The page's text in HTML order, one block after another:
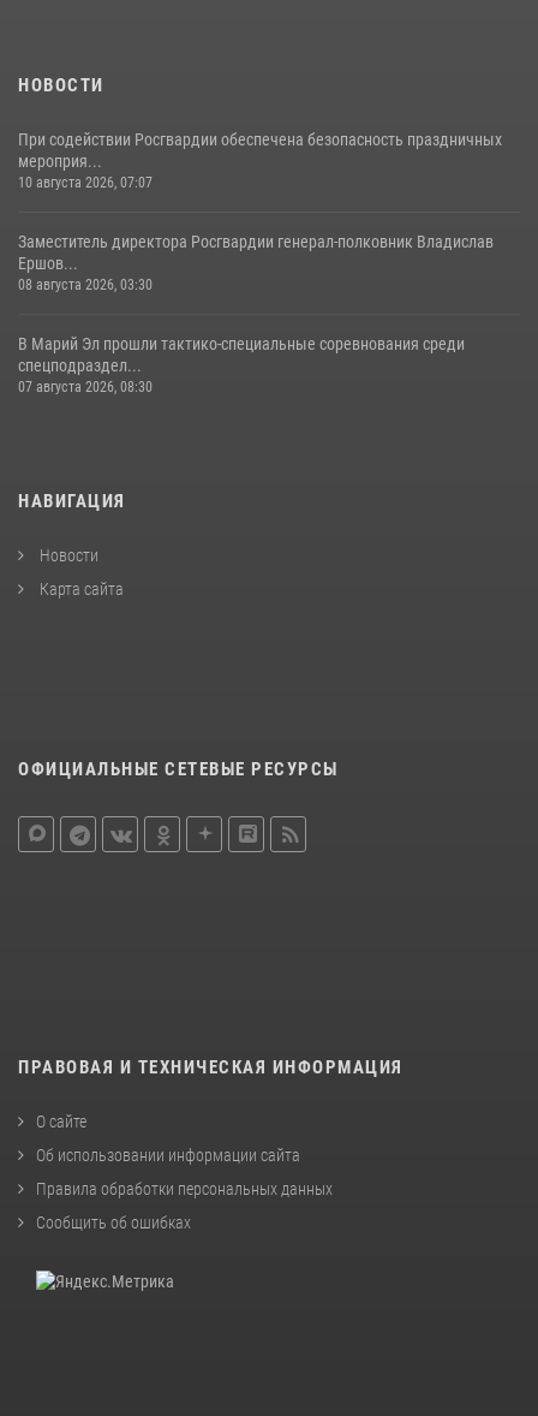
28 июля 2026, 11:52
НОВОСТИ
При содействии Росгвардии обеспечена безопасность праздничных
мероприя...
10 августа 2026, 07:07
Заместитель директора Росгвардии генерал-полковник Владислав
Ершов...
08 августа 2026, 03:30
В Марий Эл прошли тактико-специальные соревнования среди
спецподраздел...
07 августа 2026, 08:30
НАВИГАЦИЯ
Новости
Карта сайта
ОФИЦИАЛЬНЫЕ СЕТЕВЫЕ РЕСУРСЫ
ПРАВОВАЯ И ТЕХНИЧЕСКАЯ ИНФОРМАЦИЯ
О сайте
Об использовании информации сайта
Правила обработки персональных данных
Сообщить об ошибках